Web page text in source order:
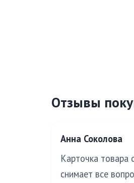
Отзывы
Анна Соколова
Карточка товара
снимает все